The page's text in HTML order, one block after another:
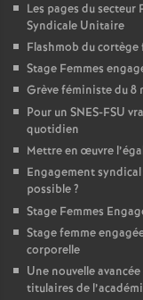
Les pages du
Syndicale Unitaire
Flashmob du
Stage Femmes
Grève féministe du 8
Pour un SNES-FSU
quotidien
Mettre en œuvre
Engagement
possible?
Stage Femmes
Stage femme
corporelle
Une nouvelle
titulaires de